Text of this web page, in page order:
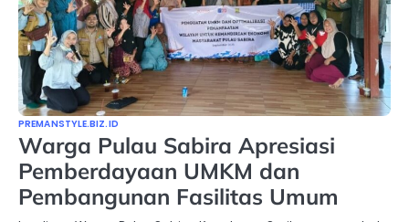
PREMANSTYLE.BIZ.ID
Warga Pulau Sabira Apresiasi
Pemberdayaan UMKM dan
Pembangunan Fasilitas Umum